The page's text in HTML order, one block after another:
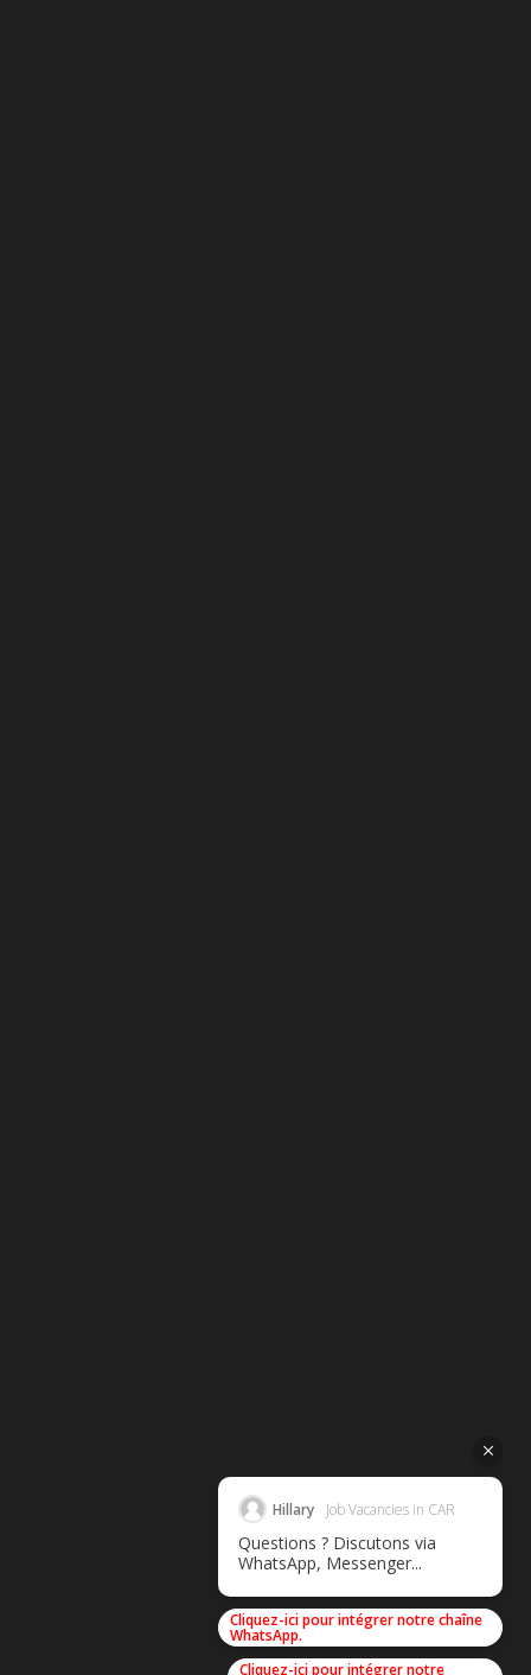
Hillary Job Vacancies in CAR
Questions ? Discutons via
WhatsApp, Messenger...
Cliquez-ici pour intégrer notre chaîne
WhatsApp.
Cliquez-ici pour intégrer notre